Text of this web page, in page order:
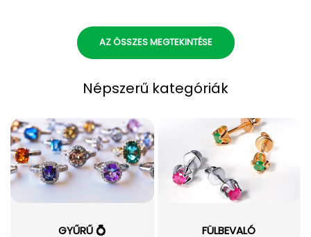
AZ ÖSSZES MEGTEKINTÉSE
Népszerű kategóriák
GYŰRŰ 💍 FÜLBEVALÓ